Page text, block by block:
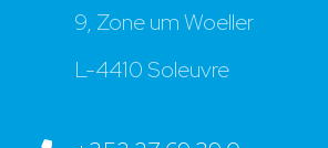
9, Zone um Woeller
L-4410 Soleuvre